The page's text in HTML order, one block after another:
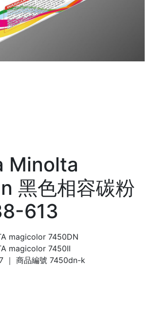
Minolta
黑色相容碳粉
613
magicolor 7450DN
magicolor 7450II
｜ 商品編號 7450dn-k